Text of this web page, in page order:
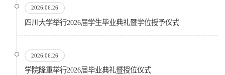
2026.06.26
四川大学举行2026届学生毕业典礼暨学位授予仪式
2026.06.26
​学院隆重举行2026届毕业典礼暨授位仪式